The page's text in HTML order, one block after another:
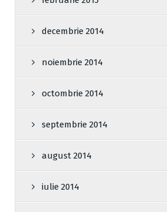
decembrie 2014
noiembrie 2014
octombrie 2014
septembrie 2014
august 2014
iulie 2014